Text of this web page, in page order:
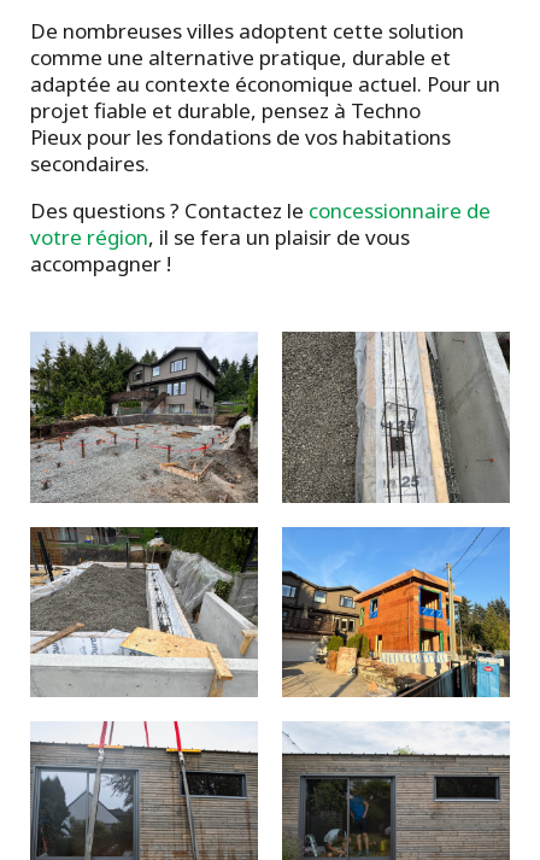
De nombreuses villes adoptent cette solution
comme une alternative pratique, durable et
adaptée au contexte économique actuel. Pour un
projet fiable et durable, pensez à Techno
Pieux pour les fondations de vos habitations
secondaires.
Des questions ? Contactez le concessionnaire de
votre région, il se fera un plaisir de vous
accompagner !